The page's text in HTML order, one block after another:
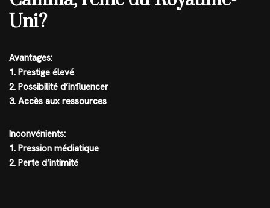
Uni?
Avantages:
1. Prestige élevé
2. Possibilité d’influencer
3. Accès aux ressources
Inconvénients:
1. Pression médiatique
2. Perte d’intimité